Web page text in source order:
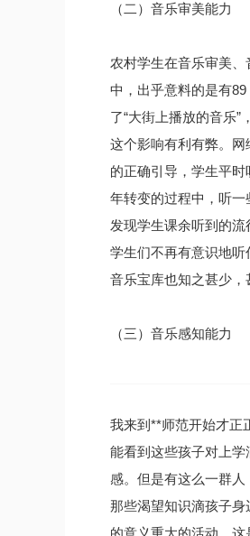
（二）音乐审美能力
农村学生在音乐审美、
中，出乎意料的是有89
了“大街上播放的音乐
这个影响有利有弊。
的正确引导，学生平
年转变的过程中，听
发现学生课余听到的流
学生们不再有意识地
音乐宝库也知之甚少，
（三）音乐感知能力
我来到**师范开始才正
能看到这些孩子对上
感。但是有这么一群
那些渴望知识滴孩子